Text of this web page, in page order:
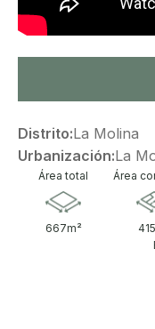
Distrito:La Molina
Urbanización:La
Área total
667m²
Área
415